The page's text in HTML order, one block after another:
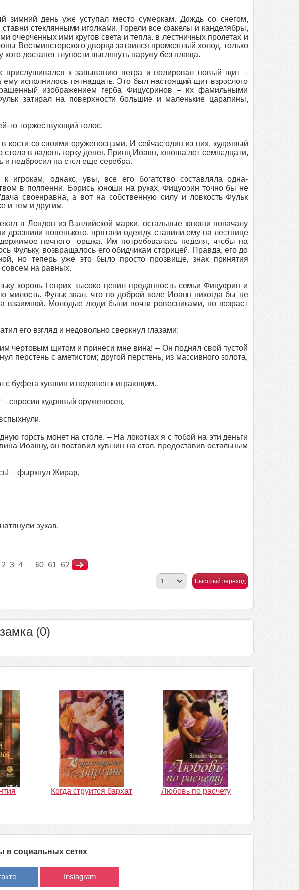
зимний день уже уступал место сумеркам. Дождь со снегом,
стеклянными иголками. Горели все факелы и канделябры,
очерченных ими кругов света и тепла, в лестничных пролетах и
Вестминстерского дворца затаился промозглый холод, только
достанет глупости выглянуть наружу без плаща.
прислушивался к завыванию ветра и полировал новый щит –
ему исполнилось пятнадцать. Это был настоящий щит взрослого
изображением герба Фицуоринов – их фамильными
затирал на поверхности большие и маленькие царапины,
то торжествующий голос.
кости со своими оруженосцами. И сейчас один из них, кудрявый
стола в ладонь горку денег. Принц Иоанн, юноша лет семнадцати,
и подбросил на стол еще серебра.
игрокам, однако, увы, все его богатство составляла одна-
в полпенни. Борись юноши на руках, Фицуорин точно бы не
своенравна, а вот на собственную силу и ловкость Фульк
и тем и другим.
в Лондон из Валлийской марки, остальные юноши поначалу
новенького, прятали одежду, ставили ему на лестнице
ночного горшка. Им потребовалась неделя, чтобы на
Фульку, возвращалось его обидчикам сторицей. Правда, его до
но теперь уже это было просто прозвище, знак принятия
на равных.
король Генрих высоко ценил преданность семьи Фицуорин и
милость. Фульк знал, что по доброй воле Иоанн никогда бы не
взаимной. Молодые люди были почти ровесниками, но возраст
его взгляд и недовольно сверкнул глазами:
чертовым щитом и принеси мне вина! – Он поднял свой пустой
перстень с аметистом; другой перстень, из массивного золота,
с буфета кувшин и подошел к играющим.
спросил кудрявый оруженосец.
горсть монет на столе. – На локотках я с тобой на эти деньги
Иоанну, он поставил кувшин на стол, предоставив остальным
– фыркнул Жирар.
рукав.
2 3 4 ... 60 61 62
Быстрый переход
(0)
Когда струится бархат Любовь по расчету
в социальных сетях
Instagram